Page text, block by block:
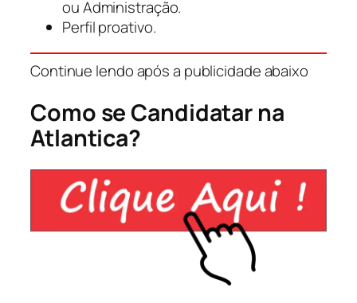
ou Administração.
Perfil proativo.
Continue lendo após a publicidade abaixo
Como se Candidatar na
Atlantica?